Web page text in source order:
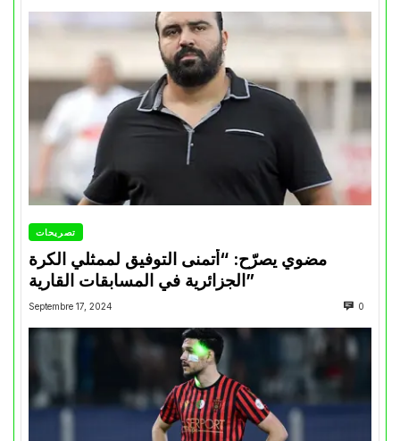
تصريحات
مضوي يصرّح: “أتمنى التوفيق لممثلي الكرة
الجزائرية في المسابقات القارية”
Septembre 17, 2024 0